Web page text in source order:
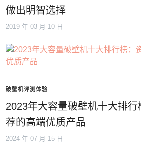
做出明智选择
2019 年 03 月 10 日
破壁机评测体验
2023年大容量破壁机十大排
荐的高端优质产品
2024 年 07 月 15 日